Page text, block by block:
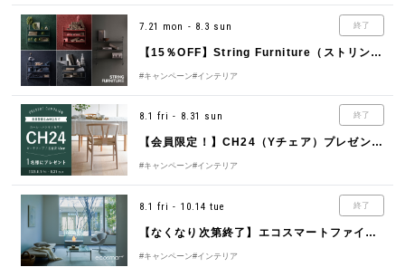
終了
7.21 mon - 8.3 sun
【15％OFF】String Furniture（ストリング ファニチャー）Online Campaign 2025
#キャンペーン#インテリア
終了
8.1 fri - 8.31 sun
【会員限定！】CH24（Yチェア）プレゼントキャンペーン
#キャンペーン#インテリア
終了
8.1 fri - 10.14 tue
【なくなり次第終了】エコスマートファイヤー特別キャンペーン（最大15％OFF+特典付き）
#キャンペーン#インテリア